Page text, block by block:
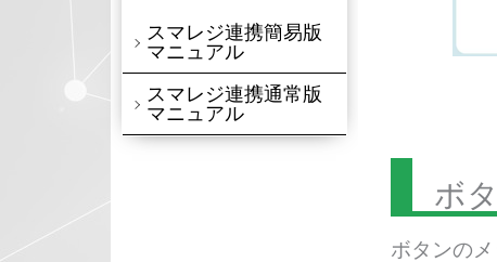
スマレジ連携簡易版
マニュアル
スマレジ連携通常版
マニュアル
ボ
ボタンの